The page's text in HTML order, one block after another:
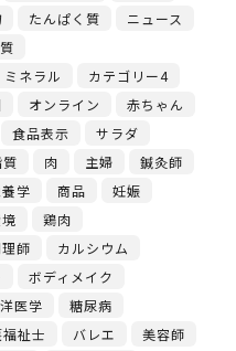
たんぱく質
ニュース
ミネラル
カテゴリー4
オンライン
赤ちゃん
食品表示
サラダ
肉 主婦
鍼灸師
学 商品
妊娠
鶏肉
師
カルシウム
ボディメイク
医学
糖尿病
祉士 バレエ
美容師